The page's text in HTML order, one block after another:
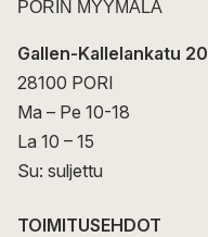
PORIN MYYMÄLÄ
Gallen-Kallelankatu 20
28100 PORI
Ma – Pe 10-18
La 10 – 15
Su: suljettu
TOIMITUSEHDOT